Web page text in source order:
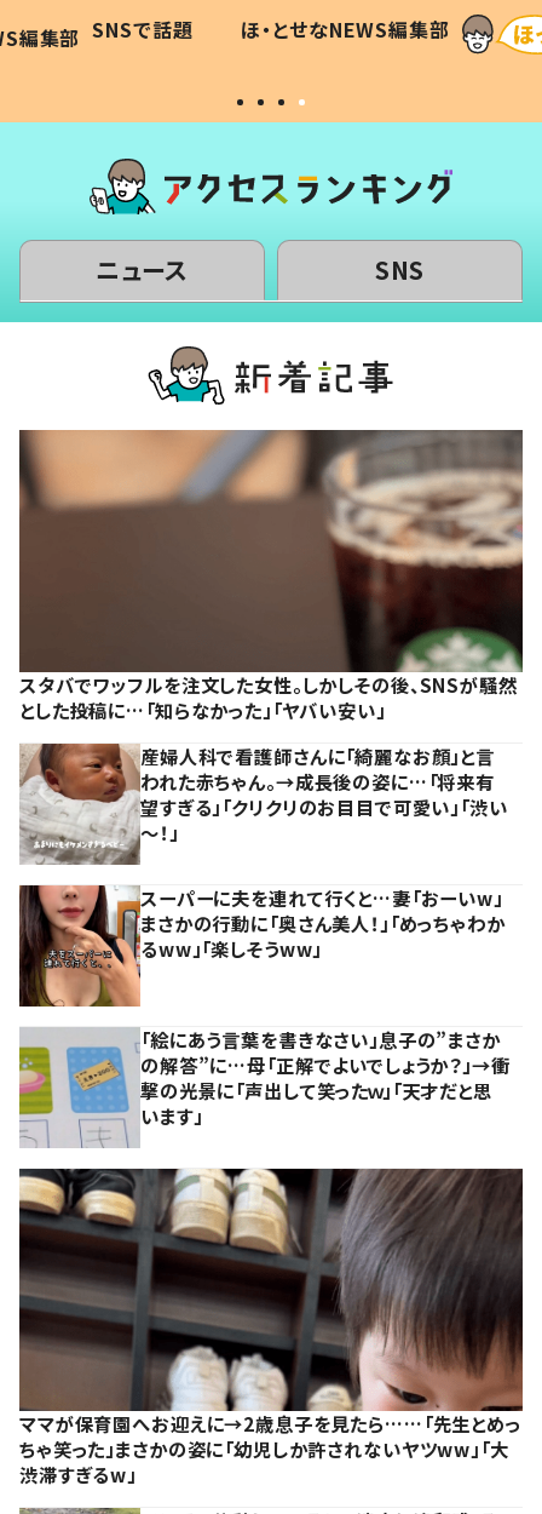
編集部
作り続ける理由とは #令和の親
#令和の子
SNSで話題 ほ・とせなNEWS編集部 「涙が
い」
ニュース SNS
スタバでワッフルを注文した女性。しかしその後、SNSが騒然
とした投稿に…「知らなかった」「ヤバい安い」
産婦人科で看護師さんに「綺麗なお顔」と言
われた赤ちゃん。→成長後の姿に…「将来有
望すぎる」「クリクリのお目目で可愛い」「渋い
～！」
スーパーに夫を連れて行くと…妻「おーいw」
まさかの行動に「奥さん美人！」「めっちゃわか
るww」「楽しそうww」
「絵にあう言葉を書きなさい」息子の”まさか
の解答”に…母「正解でよいでしょうか？」→衝
撃の光景に「声出して笑ったｗ」「天才だと思
います」
ママが保育園へお迎えに→2歳息子を見たら……「先生とめっ
ちゃ笑った」まさかの姿に「幼児しか許されないヤツww」「大
渋滞すぎるw」